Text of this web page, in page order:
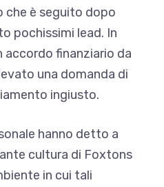
che è seguito dopo
pochissimi lead. In
accordo finanziario da
una domanda di
ingiusto.
hanno detto a
cultura di Foxtons
in cui tali